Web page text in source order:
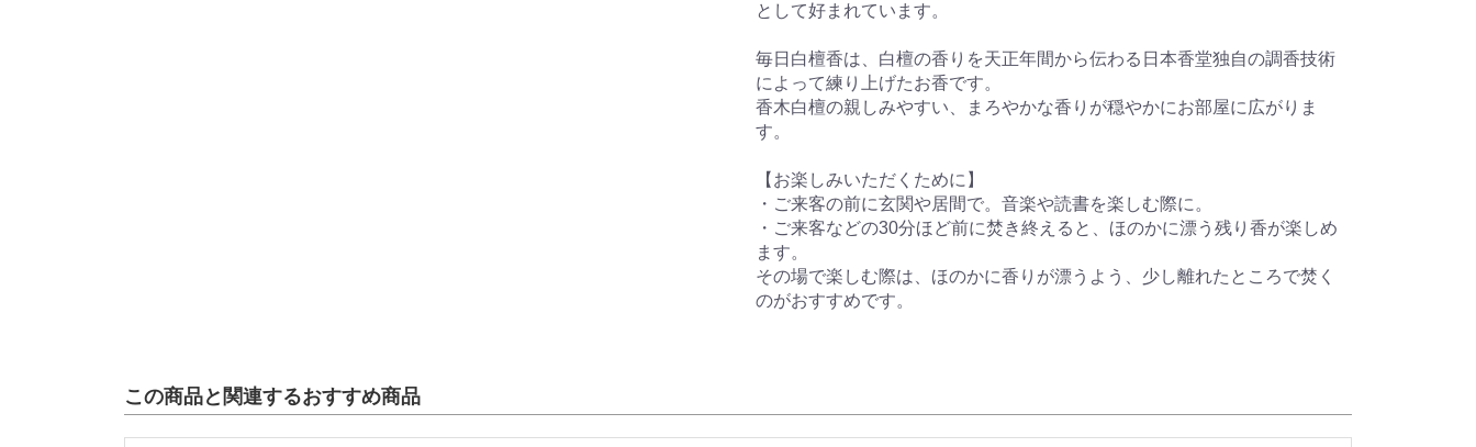
として好まれています。
毎日白檀香は、白檀の香りを天正年間から伝わる日本香堂独自の調香技術
によって練り上げたお香です。
香木白檀の親しみやすい、まろやかな香りが穏やかにお部屋に広がりま
す。
【お楽しみいただくために】
・ご来客の前に玄関や居間で。音楽や読書を楽しむ際に。
・ご来客などの30分ほど前に焚き終えると、ほのかに漂う残り香が楽しめ
ます。
その場で楽しむ際は、ほのかに香りが漂うよう、少し離れたところで焚く
のがおすすめです。
この商品と関連するおすすめ商品